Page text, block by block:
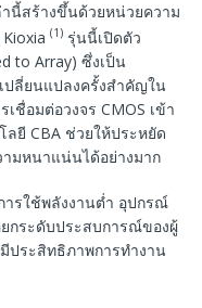
านี้สร้างขึ้นด้วยหน่วยความ
(1) รุ่นนี้เปิดตัว
to Array) ซึ่งเป็น
ปลี่ยนแปลงครั้งสำคัญใน
ชื่อมต่อวงจร CMOS เข้า
ลยี CBA ช่วยให้ประหยัด
มหนาแน่นได้อย่างมาก
ารใช้พลังงานต่ำ อุปกรณ์
ยกระดับประสบการณ์ของผู้
ประสิทธิภาพการทำงาน